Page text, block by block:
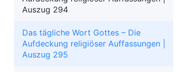
Auszug 294
Das tägliche Wort Gottes – Die
Aufdeckung religiöser Auffassungen |
Auszug 295